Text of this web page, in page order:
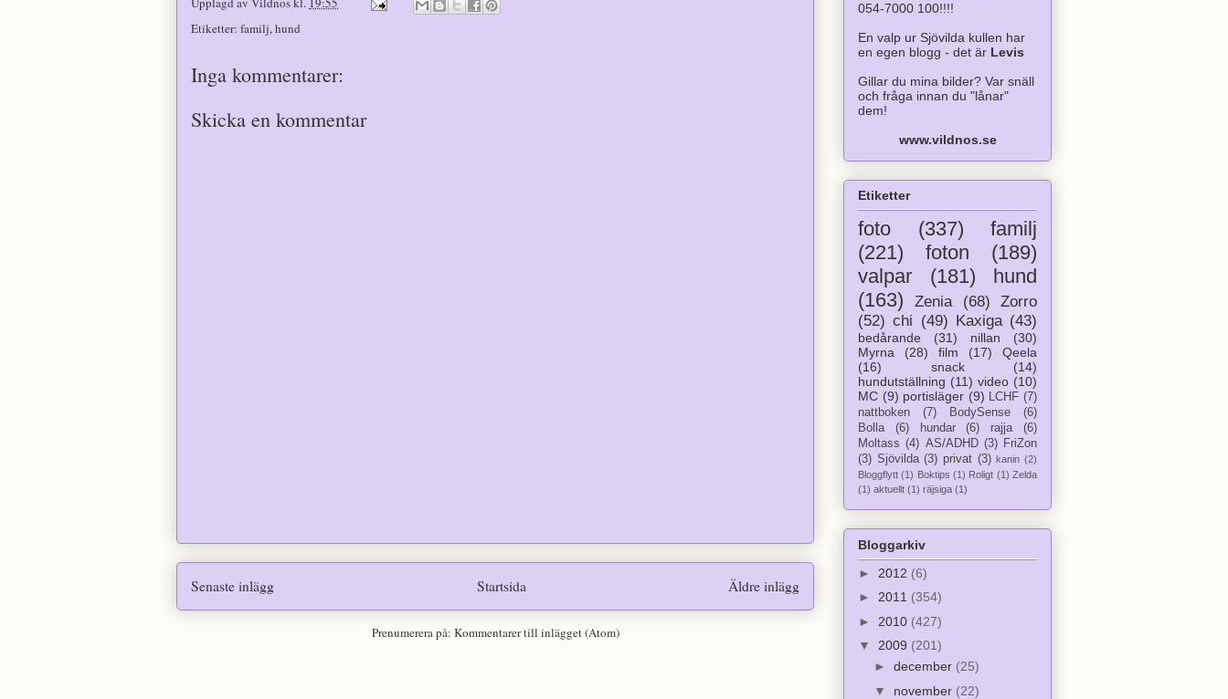
Etiketter: familj,hund
Inga kommentarer:
Skicka en kommentar
Senaste inlägg Äldre inlägg
Startsida
Prenumerera på: Kommentarer till inlägget (Atom)
054-7000 100!!!!
En valp ur Sjövilda kullen har
en egen blogg - det är Levis
Gillar du mina bilder? Var snäll
och fråga innan du "lånar"
dem!
www.vildnos.se
Etiketter
foto (337)
familj
(221)
foton
(189)
valpar
(181)
hund
(163)
Zenia (68)
Zorro
(52) chi (49) Kaxiga (43)
bedårande (31) nillan
(30)
Myrna
(28) film (17)
Qeela
(16)
snack
(14)
hundutställning (11) video (10)
MC (9) portisläger (9) LCHF (7)
nattboken
(7) BodySense
(6)
Bolla
(6) hundar (6) rajja
(6)
Moltass (4) AS/ADHD (3) FriZon
(3) Sjövilda (3) privat (3) kanin (2)
Bloggflytt (1) Boktips (1) Roligt (1) Zelda
(1) aktuellt (1) räjsiga (1)
Bloggarkiv
► 2012 (6)
► 2011 (354)
► 2010 (427)
▼ 2009 (201)
► december (25)
▼ november (22)